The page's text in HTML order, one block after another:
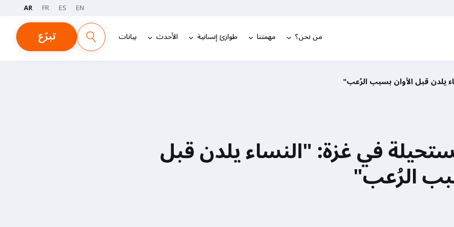
EN
ES
FR
AR
من نحن؟ مهمتنا طوارئ إنسانية الأحدث بيانات تبرّع
يلدن قبل الأوان بسبب الرُعب"
في غزة: "النساء يلدن قبل
الرُعب"